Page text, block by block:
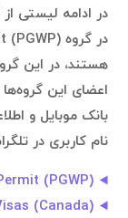
در ادامه لیستی
هستند، در این
اعضای این
بانک موبایل و
نام کاربری در
(PGWP)
(Canada)